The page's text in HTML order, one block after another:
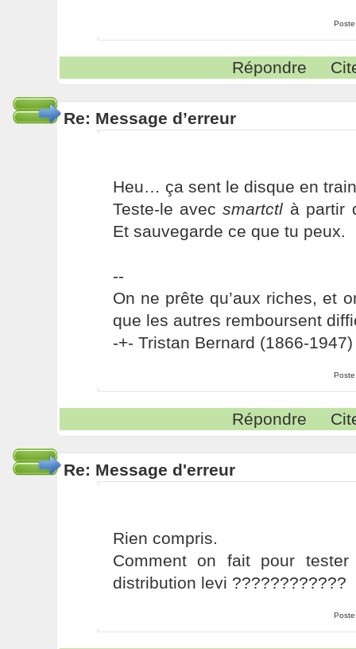
Répondre
Re: Message d’erreur
Heu… ça sent le disque en
Teste-le avecsmartctl à partir
Et sauvegarde ce que tu peux.
--
On ne prête qu’aux riches, et
que les autres remboursent
-+- Tristan Bernard (1866-1947)
Répondre
Re: Message d'erreur
Rien compris.
Comment on fait pour
distribution levi ????????????